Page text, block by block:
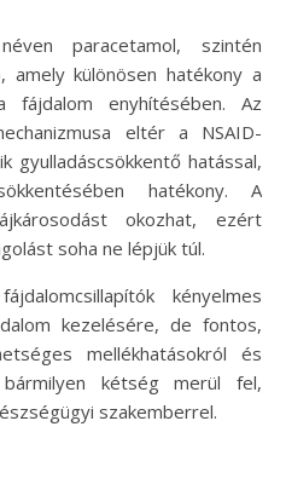
paracetamol, szintén
amely különösen hatékony a
fájdalom enyhítésében. Az
eltér a NSAID-
gyulladáscsökkentő hatással,
hatékony. A
okozhat, ezért
soha ne lépjük túl.
kényelmes
kezelésére, de fontos,
mellékhatásokról és
kétség merül fel,
szakemberrel.